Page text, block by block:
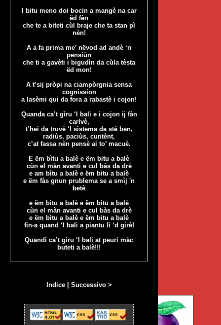
I bitu meno doi bocin a mangè na car
ëd fèn
che te a biteti cùl braje che ta stan pì
nèn!
A a fa prima me’ nëvod ad andè ‘n
pensiùn
che ti a gavèti i bigudìn da cùla tèsta
ëd mon!
A t’sij pròpi na ciampòrgnia sensa
cognission
a lasèmi qui da fora a rabastè i cojon!
Quanda ca’t gìru ‘l bali e i cojon ij fàn
carlvè,
t’hei da truvè ‘l sistema da stè ben,
radiùs, paciùs, cuntènt,
c’at fassa nèn pensè ai to’ macuè.
E ëm bìtu a balè e ëm bitu a balè
cùn el màn avanti e cul bàs da drè
e am bìtu a balè e ëm bitu a balè
e ëm fàs gnun prublema se a smìj 'n
betè
e ëm bìtu a balè e ëm bitu a balè
cùn el màn avanti e cul bàs da drè
e ëm bìtu a balè e ëm bitu a balè
fin-a quand ‘l bali a piantu lì ‘d girè!
Quandi ca’t giru ‘l bali at peuri màc
buteti a balè!!!
Indice| Successivo >